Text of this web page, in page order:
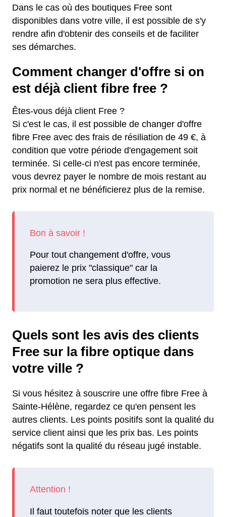
Dans le cas où des boutiques Free sont
disponibles dans votre ville, il est possible de s'y
rendre afin d'obtenir des conseils et de faciliter
ses démarches.
Comment changer d'offre si on
est déjà client fibre free ?
Êtes-vous déjà client Free ?
Si c'est le cas, il est possible de changer d'offre
fibre Free avec des frais de résiliation de 49 €, à
condition que votre période d'engagement soit
terminée. Si celle-ci n'est pas encore terminée,
vous devrez payer le nombre de mois restant au
prix normal et ne bénéficierez plus de la remise.
Pour tout changement d'offre, vous
paierez le prix "classique" car la
promotion ne sera plus effective.
Quels sont les avis des clients
Free sur la fibre optique dans
votre ville ?
Si vous hésitez à souscrire une offre fibre Free à
Sainte-Hélène, regardez ce qu'en pensent les
autres clients. Les points positifs sont la qualité du
service client ainsi que les prix bas. Les points
négatifs sont la qualité du réseau jugé instable.
Il faut toutefois noter que les clients